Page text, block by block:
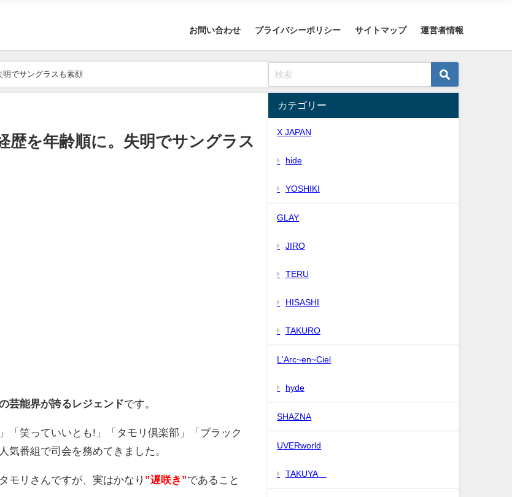
お問い合わせ プライバシーポリシー サイトマップ 運営者情報
明でサングラスも素顔
歴を年齢順に。失明でサングラス
芸能界が誇るレジェンドです。
「笑っていいとも!」「タモリ倶楽部」「ブラック
気番組で司会を務めてきました。
モリさんですが、実はかなり ”遅咲き”であること
カテゴリー
X JAPAN
hide
YOSHIKI
GLAY
JIRO
TERU
HISASHI
TAKURO
L'Arc~en~Ciel
hyde
SHAZNA
UVERworld
TAKUYA∞